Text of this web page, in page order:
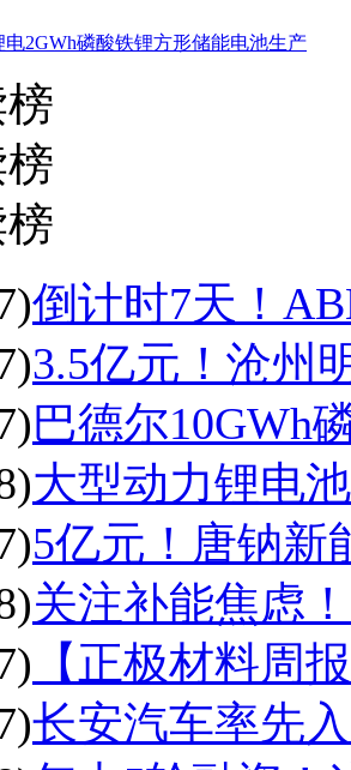
电2GWh磷酸铁锂方形储能电池生产
榜
倒计时7天！
3.5亿元！沧州
巴德尔10GWh
大型动力锂电
5亿元！唐钠新
关注补能焦虑
【正极材料周
长安汽车率先